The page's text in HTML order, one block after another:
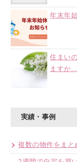
年末年
住まい
ますか...
実績・事例
複数の物件をまと